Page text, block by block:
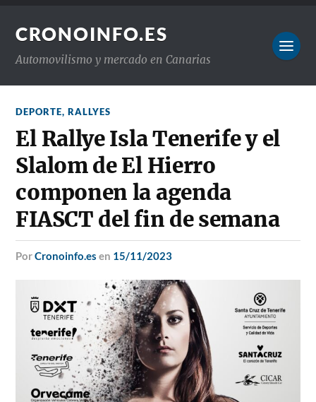
CRONOINFO.ES
Automovilismo y mercado en Canarias
DEPORTE,RALLYES
El Rallye Isla Tenerife y el
Slalom de El Hierro
componen la agenda
FIASCT del fin de semana
porCronoinfo.es en 15/11/2023